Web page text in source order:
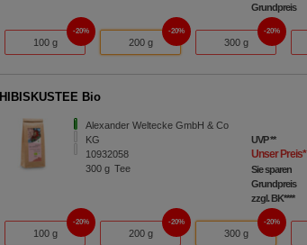
Grundpreis
100 g
20%
200 g
20%
300 g
20%
HIBISKUSTEE Bio
Alexander Weltecke GmbH & Co
KG
10932058
300g Tee
UVP**
Unser Preis*
Sie sparen
Grundpreis
zzgl. BK****
100 g
20%
200 g
20%
300 g
20%